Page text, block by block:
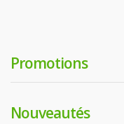
Promotions
Nouveautés